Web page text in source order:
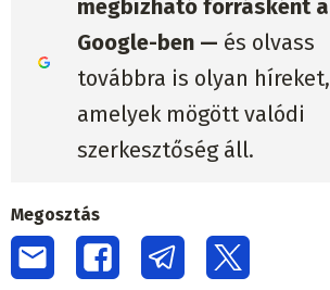
megbízható forrásként a
Google-ben — és olvass
továbbra is olyan híreket,
amelyek mögött valódi
szerkesztőség áll.
Megosztás